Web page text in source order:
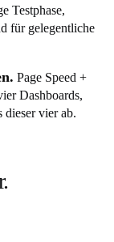
Testphase,
für gelegentliche
Page Speed +
Dashboards,
dieser vier ab.